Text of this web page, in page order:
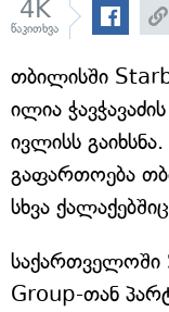
4K
წაკითხვა
თბილისში
ილია
ივლისს
გაფართოება
სხვა
საქართველოში
Group-თან